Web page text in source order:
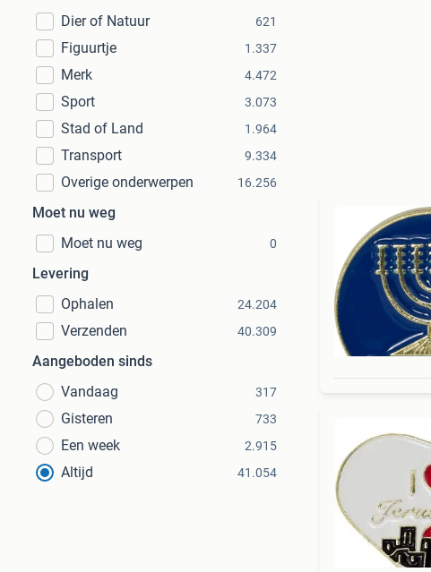
Dier of Natuur
621
Figuurtje 1.337
Merk 4.472
Sport 3.073
Stad of Land 1.964
Transport 9.334
Overige onderwerpen 16.256
Moet nu weg
Moet nu weg
0
Levering
Ophalen
24.204
Verzenden 40.309
Aangeboden sinds
Vandaag
317
Gisteren 733
Een week 2.915
Altijd 41.054